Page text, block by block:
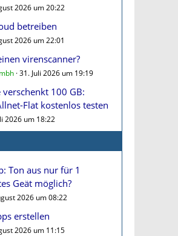
2026 um 20:22
betreiben
2026 um 22:01
virenscanner?
31. Juli 2026 um 19:19
100 GB:
Flat kostenlos testen
2026 um 18:22
Ton aus nur für 1
Geät möglich?
2026 um 08:22
erstellen
2026 um 11:15